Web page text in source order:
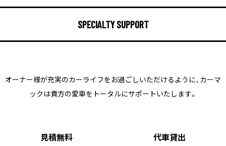
SPECIALTY SUPPORT
オーナー様が充実のカーライフをお過ごしいただけるように、 カーマ
ックは貴方の愛車をトータルにサポートいたします。
見積無料 代車貸出